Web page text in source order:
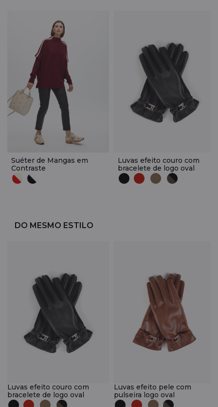
Suéter de Mangas em
Contraste
Luvas efeito couro com
bracelete de logo oval
DO MESMO ESTILO
Luvas efeito couro com
bracelete de logo oval
Luvas efeito pele com
pulseira logo oval